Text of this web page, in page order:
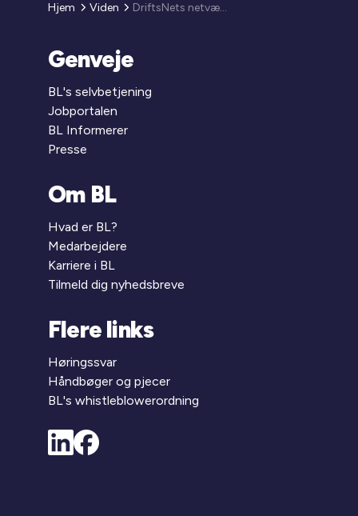
Hjem Viden DriftsNets netværk
Genveje
BL's selvbetjening
Jobportalen
BL Informerer
Presse
Om BL
Hvad er BL?
Medarbejdere
Karriere i BL
Tilmeld dig nyhedsbreve
Flere links
Høringssvar
Håndbøger og pjecer
BL's whistleblowerordning